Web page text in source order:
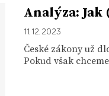
Analýza:
11. 12. 2023
České zákony už
Pokud však